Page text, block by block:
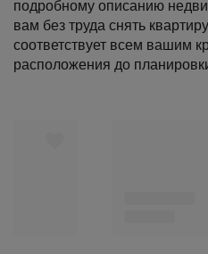
подробному описанию
вам без труда снять
соответствует всем вашим
расположения до